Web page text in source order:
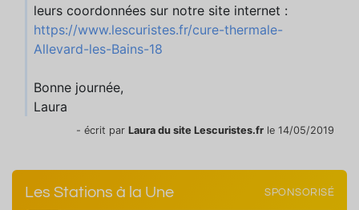
leurs coordonnées sur notre site internet :
https://www.lescuristes.fr/cure-thermale-
Allevard-les-Bains-18
Bonne journée,
Laura
- écrit par Laura du site Lescuristes.fr le 14/05/2019
Les Stations à la Une SPONSORISÉ